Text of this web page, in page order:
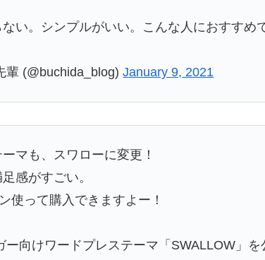
い。シンプルがいい。こんな人におすすめ
輩 (@buchida_blog)January 9, 2021
マも、スワローに変更！
感がすごい。
使って購入できますよー！
ー向けワードプレステーマ「SWALLOW」を